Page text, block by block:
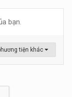
bạn.
tiện khác